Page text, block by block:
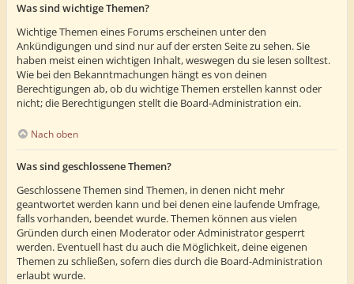
Was sind wichtige Themen?
Wichtige Themen eines Forums erscheinen unter den
Ankündigungen und sind nur auf der ersten Seite zu sehen. Sie
haben meist einen wichtigen Inhalt, weswegen du sie lesen solltest.
Wie bei den Bekanntmachungen hängt es von deinen
Berechtigungen ab, ob du wichtige Themen erstellen kannst oder
nicht; die Berechtigungen stellt die Board-Administration ein.
Nach oben
Was sind geschlossene Themen?
Geschlossene Themen sind Themen, in denen nicht mehr
geantwortet werden kann und bei denen eine laufende Umfrage,
falls vorhanden, beendet wurde. Themen können aus vielen
Gründen durch einen Moderator oder Administrator gesperrt
werden. Eventuell hast du auch die Möglichkeit, deine eigenen
Themen zu schließen, sofern dies durch die Board-Administration
erlaubt wurde.